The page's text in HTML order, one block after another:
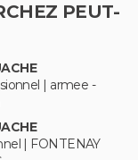
PEUT-
| armee -
| FONTENAY